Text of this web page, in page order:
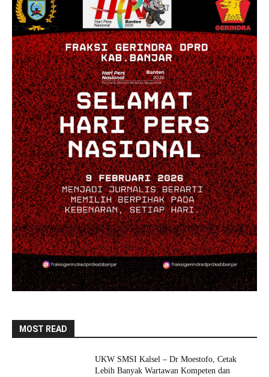
MOST READ
UKW SMSI Kalsel – Dr Moestofo, Cetak
Lebih Banyak Wartawan Kompeten dan